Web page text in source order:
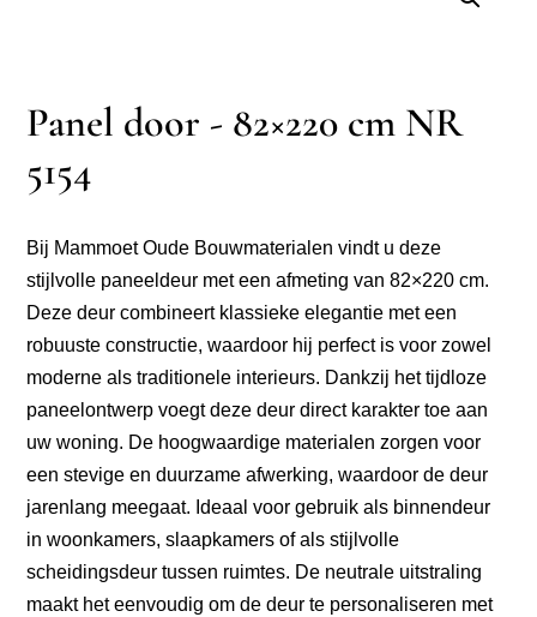
Panel door - 82×220 cm NR
5154
Bij Mammoet Oude Bouwmaterialen vindt u deze
stijlvolle paneeldeur met een afmeting van 82×220 cm.
Deze deur combineert klassieke elegantie met een
robuuste constructie, waardoor hij perfect is voor zowel
moderne als traditionele interieurs. Dankzij het tijdloze
paneelontwerp voegt deze deur direct karakter toe aan
uw woning. De hoogwaardige materialen zorgen voor
een stevige en duurzame afwerking, waardoor de deur
jarenlang meegaat. Ideaal voor gebruik als binnendeur
in woonkamers, slaapkamers of als stijlvolle
scheidingsdeur tussen ruimtes. De neutrale uitstraling
maakt het eenvoudig om de deur te personaliseren met